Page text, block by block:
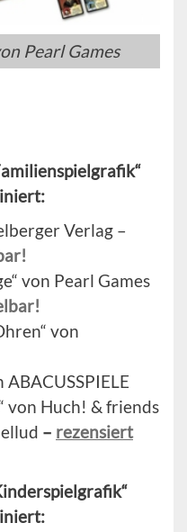
Pearl Games
Verlag –
von Pearl Games
von
ABACUSSPIELE
von Huch! & friends
– rezensiert